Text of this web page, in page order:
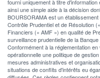
fourni uniquement à titre
ainsi une simple aide à la décision
BOURSORAMA est un
Contrôle Prudentiel et de Résolution
Financiers (« AMF ») en qualité de
surveillance prudentielle de la
Conformément à la réglementation
opérationnelle une politique de
mesures administratives et
situations de conflits d'intérêts eu